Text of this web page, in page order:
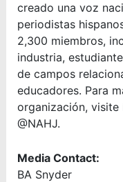
creado una voz
periodistas
2,300 miembros,
industria,
de campos
educadores. Para
organización, visite
@NAHJ.
Media Contact:
BA Snyder